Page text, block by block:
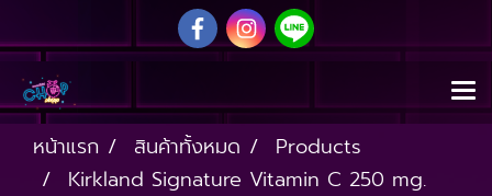
หน้าแรก สินค้าทั้งหมด
Products
Kirkland Signature Vitamin C 250 mg.